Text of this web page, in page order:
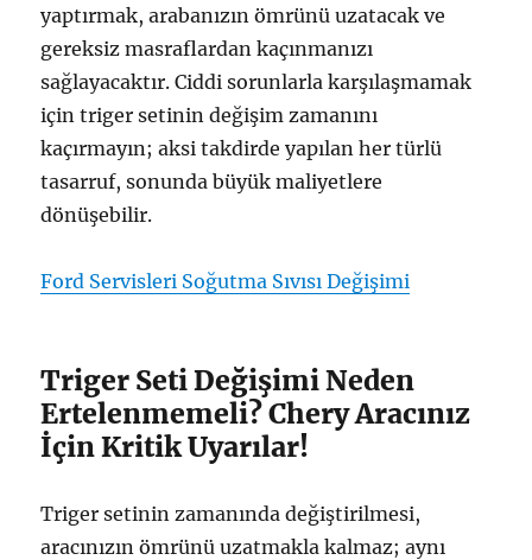
yaptırmak, arabanızın ömrünü uzatacak ve
gereksiz masraflardan kaçınmanızı
sağlayacaktır. Ciddi sorunlarla karşılaşmamak
için triger setinin değişim zamanını
kaçırmayın; aksi takdirde yapılan her türlü
tasarruf, sonunda büyük maliyetlere
dönüşebilir.
Ford Servisleri Soğutma Sıvısı Değişimi
Triger Seti Değişimi Neden
Ertelenmemeli? Chery Aracınız
İçin Kritik Uyarılar!
Triger setinin zamanında değiştirilmesi,
aracınızın ömrünü uzatmakla kalmaz; aynı